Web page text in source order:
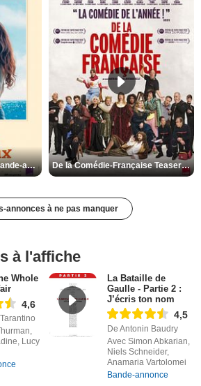
Les Matins merveilleux Bande-annonce VF De la Comédie-Française Teaser VF
annonces à ne pas manquer
à l'affiche
Whole
4,6
Lucy
La Bataille de
Gaulle - Partie 2 :
J’écris ton nom
4,5
De Antonin Baudry
Avec Simon Abkarian,
Niels Schneider,
Anamaria Vartolomei
Bande-annonce